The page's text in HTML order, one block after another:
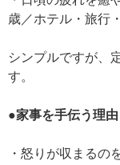
歳／ホテル・旅行
シンプルですが、
す。
●家事を手伝う理由
・怒りが収まるの